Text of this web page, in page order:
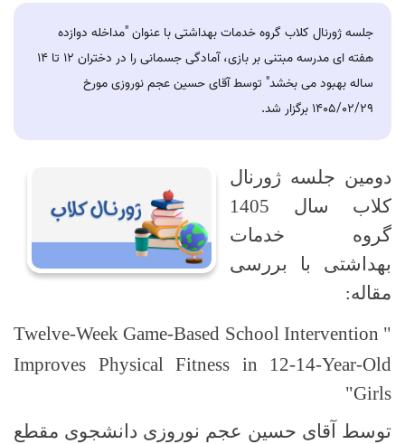
جلسه ژورنال کلاب گروه خدمات بهداشتی با عنوان "مداخله دوازده
هفته ای مدرسه مبتنی بر بازی، آمادگی جسمانی را در دختران 12 تا 14
ساله بهبود می بخشد" توسط آقای حسین عجم نوروزی مورخ
1405/02/29 برگزار شد.
دومین جلسه ژورنال
کلاب سال 1405
گروه خدمات
بهداشتی با بررسی
مقاله:
"
Twelve-Week Game-Based School Intervention
Improves Physical Fitness in 12-14-Year-Old
Girls
"
توسط آقای حسین عجم نوروزی دانشجوی مقطع